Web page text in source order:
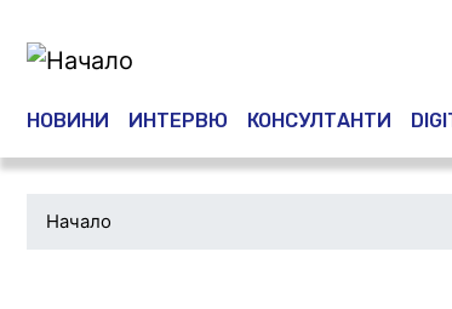
Main navigation
НОВИНИ ИНТЕРВЮ КОНСУЛТАНТИ
Начало